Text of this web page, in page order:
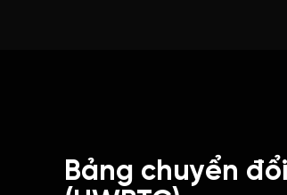
Bảng chuyển